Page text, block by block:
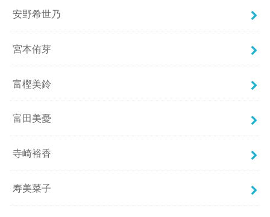
安野希世乃
宮本侑芽
富樫美鈴
富田美憂
寺崎裕香
寿美菜子